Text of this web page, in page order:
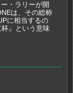
・ラリーが開
は、その総称
に相当するの
』という意味